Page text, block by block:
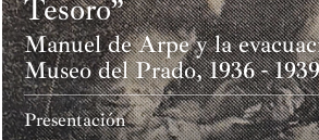
Tesoro”
Manuel de Arpe y la
Museo del Prado, 1936 - 1939
Presentación